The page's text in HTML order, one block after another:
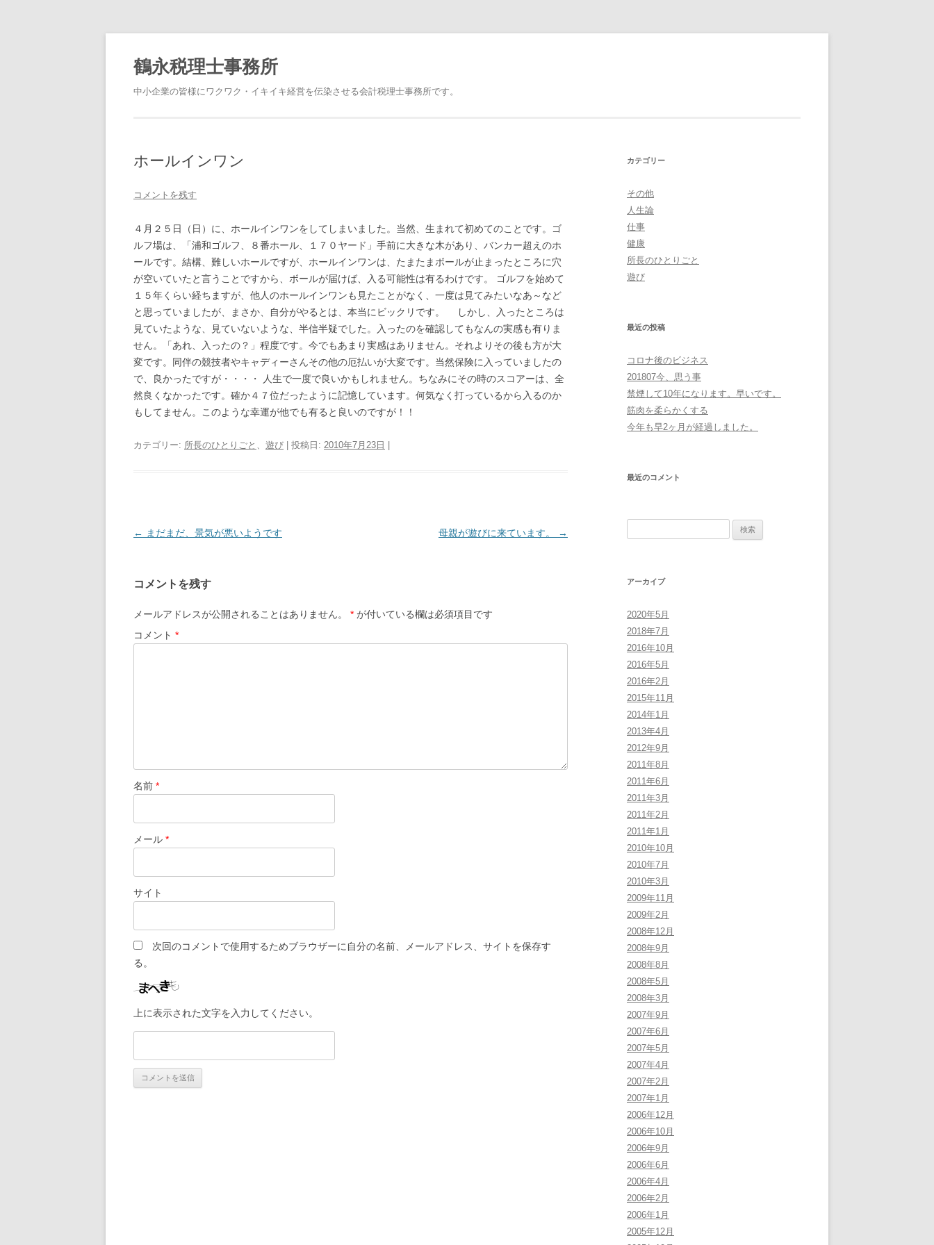
鶴永税理士事務所
中小企業の皆様にワクワク・イキイキ経営を伝染させる会計税理士事務所です。
ホールインワン
コメントを残す
４月２５日（日）に、ホールインワンをしてしまいました。当然、生まれて初めてのことです。ゴ
ルフ場は、「浦和ゴルフ、８番ホール、１７０ヤード」手前に大きな木があり、バンカー超えのホ
ールです。結構、難しいホールですが、ホールインワンは、たまたまボールが止まったところに穴
が空いていたと言うことですから、ボールが届けば、入る可能性は有るわけです。 ゴルフを始めて
１５年くらい経ちますが、他人のホールインワンも見たことがなく、一度は見てみたいなあ～など
と思っていましたが、まさか、自分がやるとは、本当にビックリです。 しかし、入ったところは
見ていたような、見ていないような、半信半疑でした。入ったのを確認してもなんの実感も有りま
せん。「あれ、入ったの？」程度です。今でもあまり実感はありません。それよりその後も方が大
変です。同伴の競技者やキャディーさんその他の厄払いが大変です。当然保険に入っていましたの
で、良かったですが・・・・ 人生で一度で良いかもしれません。ちなみにその時のスコアーは、全
然良くなかったです。確か４７位だったように記憶しています。何気なく打っているから入るのか
もしてません。このような幸運が他でも有ると良いのですが！！
カテゴリー: 所長のひとりごと 、 遊び | 投稿日: 2010年7月23日
投
ビ
ゲ
ー
← まだまだ、景気が悪いようです 母親が遊びに来ています。 →
コメントを残す
メールアドレスが公開されることはありません。 * が付いている欄は必須項目です
コメント *
名前 *
メール *
サイト
次回のコメントで使用するためブラウザーに自分の名前、メールアドレス、サイトを保存す
る。
上に表示された文字を入力してください。
カテゴリー
その他
人生論
仕事
健康
所長のひとりごと
遊び
最近の投稿
コロナ後のビジネス
201807今、思う事
禁煙して10年になります。早いです。
筋肉を柔らかくする
今年も早2ヶ月が経過しました。
最近のコメント
アーカイブ
2020年5月
2018年7月
2016年10月
2016年5月
2016年2月
2015年11月
2014年1月
2013年4月
2012年9月
2011年8月
2011年6月
2011年3月
2011年2月
2011年1月
2010年10月
2010年7月
2010年3月
2009年11月
2009年2月
2008年12月
2008年9月
2008年8月
2008年5月
2008年3月
2007年9月
2007年6月
2007年5月
2007年4月
2007年2月
2007年1月
2006年12月
2006年10月
2006年9月
2006年6月
2006年4月
2006年2月
2006年1月
2005年12月